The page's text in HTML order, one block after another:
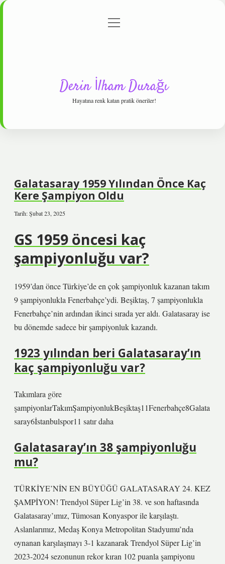
Gizlilik Politikası
menüyü
Derin İlham Durağı
Hayatına renk katan pratik öneriler!
Galatasaray 1959 Yılından Önce Kaç
Kere Şampiyon Oldu
Tarih: Şubat 23, 2025
GS 1959 öncesi kaç
şampiyonluğu var?
1959’dan önce Türkiye’de en çok şampiyonluk kazanan takım
9 şampiyonlukla Fenerbahçe’ydi. Beşiktaş, 7 şampiyonlukla
Fenerbahçe’nin ardından ikinci sırada yer aldı. Galatasaray ise
bu dönemde sadece bir şampiyonluk kazandı.
1923 yılından beri Galatasaray’ın
kaç şampiyonluğu var?
Takımlara göre
şampiyonlarTakımŞampiyonlukBeşiktaş11Fenerbahçe8Galata
saray6İstanbulspor11 satır daha
Galatasaray’ın 38 şampiyonluğu
mu?
TÜRKİYE’NİN EN BÜYÜĞÜ GALATASARAY 24. KEZ
ŞAMPİYON! Trendyol Süper Lig’in 38. ve son haftasında
Galatasaray’ımız, Tümosan Konyaspor ile karşılaştı.
Aslanlarımız, Medaş Konya Metropolitan Stadyumu’nda
oynanan karşılaşmayı 3-1 kazanarak Trendyol Süper Lig’in
2023-2024 sezonunun rekor kıran 102 puanla şampiyonu